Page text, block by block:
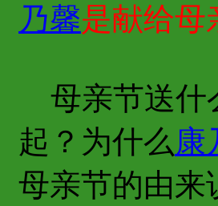
乃馨是献给母
母亲节送什
起？为什么康
母亲节的由来